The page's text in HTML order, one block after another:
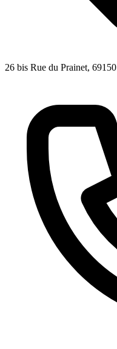
26 bis Rue du Prainet, 69150